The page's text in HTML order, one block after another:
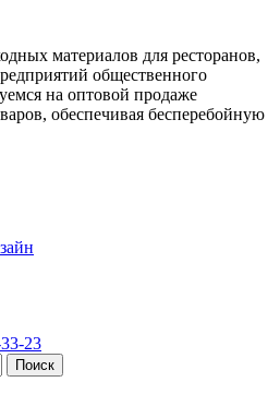
материалов для ресторанов,
общественного
на оптовой продаже
обеспечивая бесперебойную
23
Поиск